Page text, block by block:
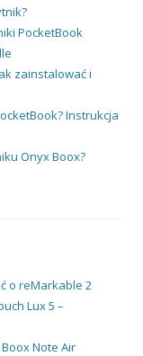
PocketBook
zainstalować i
Instrukcja
Onyx Boox?
o reMarkable 2
Lux 5 –
Note Air